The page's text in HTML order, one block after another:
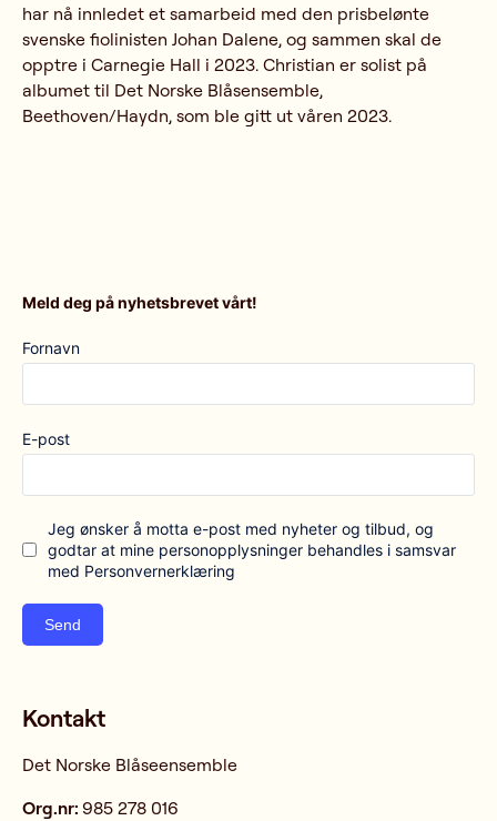
har nå innledet et samarbeid med den prisbelønte
svenske fiolinisten Johan Dalene, og sammen skal de
opptre i Carnegie Hall i 2023. Christian er solist på
albumet til Det Norske Blåsensemble,
Beethoven/Haydn, som ble gitt ut våren 2023.
Meld deg på nyhetsbrevet vårt!
Fornavn
E-post
Jeg ønsker å motta e-post med nyheter og tilbud, og
godtar at mine personopplysninger behandles i samsvar
med Personvernerklæring
Send
Kontakt
Det Norske Blåseensemble
Org.nr: 985 278 016